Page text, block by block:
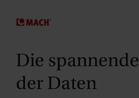
Die
der Daten